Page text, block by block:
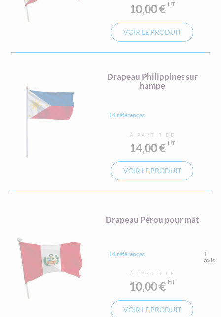
10,00 €
VOIR LE PRODUIT
Drapeau Philippines sur
hampe
14 références
À PARTIR DE
14,00 €
VOIR LE PRODUIT
Drapeau Pérou pour mât
14 références
À PARTIR DE
10,00 €
VOIR LE PRODUIT